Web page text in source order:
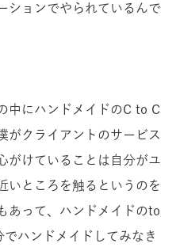
ションでやられているんで
中にハンドメイドのC to C
がクライアントのサービス
がけていることは自分がユ
いところを触るというのを
あって、ハンドメイドのto
ハンドメイドしてみなき